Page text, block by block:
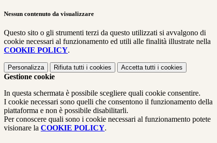
Nessun contenuto da visualizzare
Questo sito o gli strumenti terzi da questo utilizzati si avvalgono di
cookie necessari al funzionamento ed utili alle finalità illustrate nella
COOKIE POLICY.
Personalizza Rifiuta tutti i cookies Accetta tutti i cookies
Gestione cookie
In questa schermata è possibile scegliere quali cookie consentire.
I cookie necessari sono quelli che consentono il funzionamento della
piattaforma e non è possibile disabilitarli.
Per conoscere quali sono i cookie necessari al funzionamento potete
visionare la COOKIE POLICY.